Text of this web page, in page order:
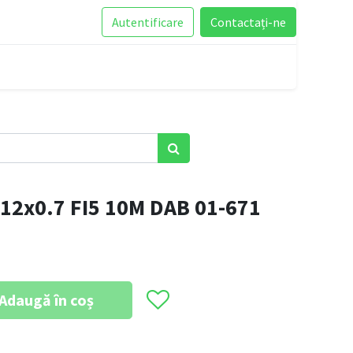
Autentificare Contactați-ne
FI5 10M DAB 01-671
în coș